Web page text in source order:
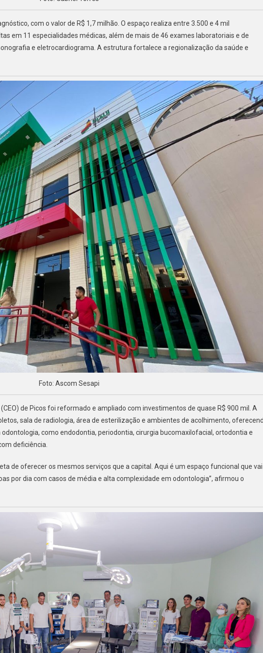
com o valor de R$ 1,7 milhão. O espaço realiza entre 3.500 e 4 mil
em 11 especialidades médicas, além de mais de 46 exames laboratoriais e de
e eletrocardiograma. A estrutura fortalece a regionalização da saúde e
Foto: Ascom Sesapi
de Picos foi reformado e ampliado com investimentos de quase R$ 900 mil. A
sala de radiologia, área de esterilização e ambientes de acolhimento,
como endodontia, periodontia, cirurgia bucomaxilofacial, ortodontia e
deficiência.
de oferecer os mesmos serviços que a capital. Aqui é um espaço funcional que vai
por dia com casos de média e alta complexidade em odontologia”, afirmou o